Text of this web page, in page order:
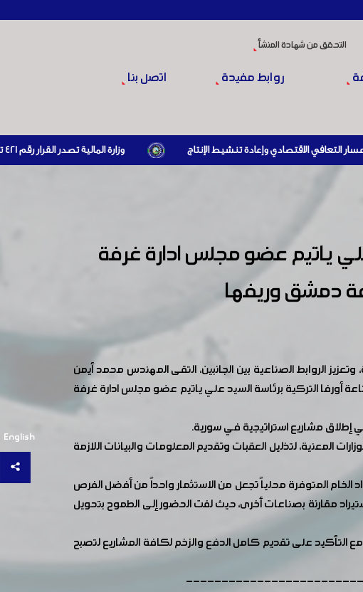
التحقق من شهادة المنشأ
روابط مفيدة اتصل بنا
وزارة المالية تصدر القرار رقم 421 تاريخ 24/3/2026 المتضمن الزام المستوردين بإبراز براءة ذمة مالية سارية صادرة عن الهيئة العامة للضرائب والرسوم أو مديرياتها عند القيام بعمليات الاستيراد
English
ياتيم عضو مجلس ادارة غرفة
دمشق وريفها
الروابط الصناعية بين الجانبين، التقى المهندس محمد أيمن
التركية برئاسة السيد علي ياتيم عضو مجلس ادارة غرفة
إطلاق مشاريع استراتيجية في سورية.
لتذليل العقبات وتقديم المعلومات والبيانات اللازمة
المتوفرة محلياً تجعل من الاستثمار واحداً من أفضل الفرص
مقارنة بصناعات أخرى، حيث لفت الحضور إلى الطموح بتحويل
مع التأكيد على تقديم كامل الدفع والزخم لكافة المشاريع لتصبح